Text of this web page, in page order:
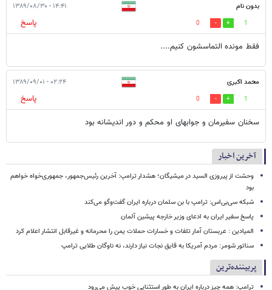
بدون نام ۱۴:۴۱ - ۱۳۸۹/۰۸/۳۰
1
0
پاسخ
فقط مونده التماسشون کنیم....
محمد اکبری ۰۲:۲۴ - ۱۳۸۹/۰۹/۰۱
1
0
پاسخ
سخنان سفیرمان و جوابهای او محکم و دور اندیشانه بود
آخرین اخبار
وحشت از پیروزی السید در میشیگان؛ هشدار ترامپ: آخرین رئیس‌جمهور، جمهوری‌خواه خواهم
بود
شبکه سی‌بی‌اس: ترامپ با بن سلمان درباره ایران گفت‌وگو می‌کند
پاسخ سفیر ایران به ادعای وزیر خارجه پیشین آلمان
المیادین : عربستان آمار تلفات و خسارات حملات یمن را محرمانه و غیرقابل انتشار اعلام کرد
سناتور شومر: مردم آمریکا به قایق نجات نیاز دارند، نه ناوگان طلایی ترامپ
پربیننده‌ترین
ترامپ: همه چیز درباره ایران به طور استثنایی خوب پیش می‌رود